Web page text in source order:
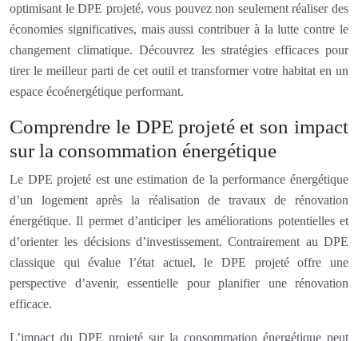
optimisant le DPE projeté, vous pouvez non seulement réaliser des
économies significatives, mais aussi contribuer à la lutte contre le
changement climatique. Découvrez les stratégies efficaces pour
tirer le meilleur parti de cet outil et transformer votre habitat en un
espace écoénergétique performant.
Comprendre le DPE projeté et son impact
sur la consommation énergétique
Le DPE projeté est une estimation de la performance énergétique
d’un logement après la réalisation de travaux de rénovation
énergétique. Il permet d’anticiper les améliorations potentielles et
d’orienter les décisions d’investissement. Contrairement au DPE
classique qui évalue l’état actuel, le DPE projeté offre une
perspective d’avenir, essentielle pour planifier une rénovation
efficace.
L’impact du DPE projeté sur la consommation énergétique peut